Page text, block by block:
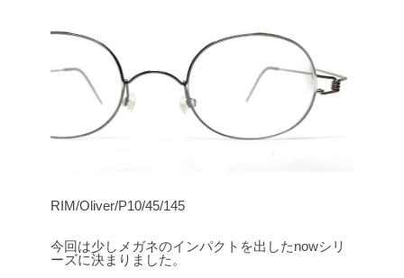
RIM/Oliver/P10/45/145
今回は少しメガネのインパクトを出したnowシリ
ーズに決まりました。